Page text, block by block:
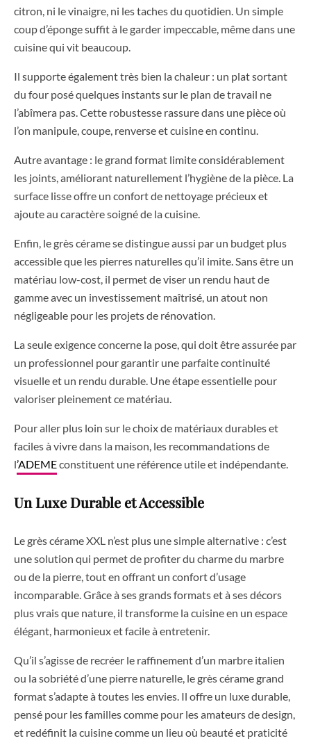
citron, ni le vinaigre, ni les taches du quotidien. Un simple
coup d’éponge suffit à le garder impeccable, même dans une
cuisine qui vit beaucoup.
Il supporte également très bien la chaleur : un plat sortant
du four posé quelques instants sur le plan de travail ne
l’abîmera pas. Cette robustesse rassure dans une pièce où
l’on manipule, coupe, renverse et cuisine en continu.
Autre avantage : le grand format limite considérablement
les joints, améliorant naturellement l’hygiène de la pièce. La
surface lisse offre un confort de nettoyage précieux et
ajoute au caractère soigné de la cuisine.
Enfin, le grès cérame se distingue aussi par un budget plus
accessible que les pierres naturelles qu’il imite. Sans être un
matériau low-cost, il permet de viser un rendu haut de
gamme avec un investissement maîtrisé, un atout non
négligeable pour les projets de rénovation.
La seule exigence concerne la pose, qui doit être assurée par
un professionnel pour garantir une parfaite continuité
visuelle et un rendu durable. Une étape essentielle pour
valoriser pleinement ce matériau.
Pour aller plus loin sur le choix de matériaux durables et
faciles à vivre dans la maison, les recommandations de
l’ADEMEconstituent une référence utile et indépendante.
Un Luxe Durable et Accessible
Le grès cérame XXL n’est plus une simple alternative : c’est
une solution qui permet de profiter du charme du marbre
ou de la pierre, tout en offrant un confort d’usage
incomparable. Grâce à ses grands formats et à ses décors
plus vrais que nature, il transforme la cuisine en un espace
élégant, harmonieux et facile à entretenir.
Qu’il s’agisse de recréer le raffinement d’un marbre italien
ou la sobriété d’une pierre naturelle, le grès cérame grand
format s’adapte à toutes les envies. Il offre un luxe durable,
pensé pour les familles comme pour les amateurs de design,
et redéfinit la cuisine comme un lieu où beauté et praticité